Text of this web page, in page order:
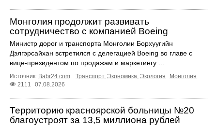
Монголия продолжит развивать
сотрудничество с компанией Boeing
Министр дорог и транспорта Монголии Борхуугийн
Дэлгэрсайхан встретился с делегацией Boeing во главе с
вице-президентом по продажам и маркетингу ...
Источник: Babr24.com. Транспорт, Экономика, Экология
Монголия
2111
07.08.2026
Территорию красноярской больницы №20
благоустроят за 13,5 миллиона рублей